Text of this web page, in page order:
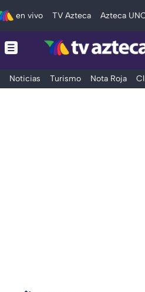
en vivo TV Azteca Azteca
Noticias Turismo Nota Roja